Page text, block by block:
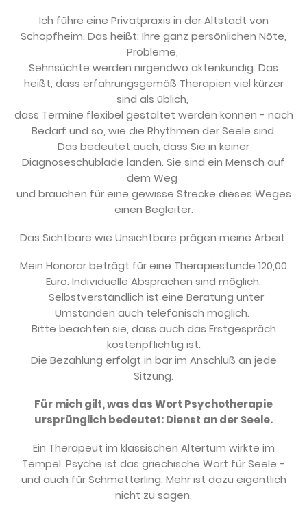
Ich führe eine Privatpraxis in der Altstadt von
Schopfheim. Das heißt: Ihre ganz persönlichen Nöte,
Probleme,
Sehnsüchte werden nirgendwo aktenkundig. Das
heißt, dass erfahrungsgemäß Therapien viel kürzer
sind als üblich,
dass Termine flexibel gestaltet werden können - nach
Bedarf und so, wie die Rhythmen der Seele sind.
Das bedeutet auch, dass Sie in keiner
Diagnoseschublade landen. Sie sind ein Mensch auf
dem Weg
und brauchen für eine gewisse Strecke dieses Weges
einen Begleiter.
Das Sichtbare wie Unsichtbare prägen meine Arbeit.
Mein Honorar beträgt für eine Therapiestunde 120,00
Euro. Individuelle Absprachen sind möglich.
Selbstverständlich ist eine Beratung unter
Umständen auch telefonisch möglich.
Bitte beachten sie, dass auch das Erstgespräch
kostenpflichtig ist.
Die Bezahlung erfolgt in bar im Anschluß an jede
Sitzung.
Für mich gilt, was das Wort Psychotherapie
ursprünglich bedeutet: Dienst an der Seele.
Ein Therapeut im klassischen Altertum wirkte im
Tempel. Psyche ist das griechische Wort für Seele -
und auch für Schmetterling. Mehr ist dazu eigentlich
nicht zu sagen,